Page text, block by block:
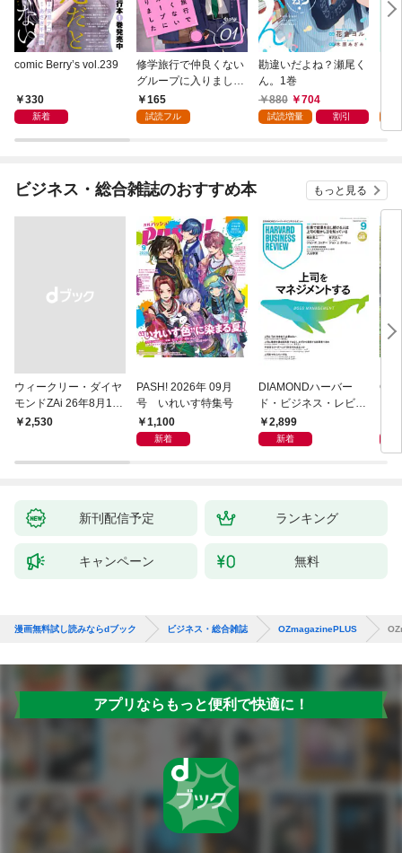
comic Berry’s vol.239
330
新着
修学旅行で仲良くない
グループに入りました
【単話版】1巻
165
試読フル
勘違いだよね？瀬尾く
ん。1巻
880
704
試読増量 割引
ビジネス・総合雑誌のおすすめ本 もっと見る
ウィークリー・ダイヤ
モンドZAi 26年8月10
日・17日合併号
￥2,530
PASH! 2026年 09月
号 いれいす特集号
1,100
新着
DIAMONDハーバー
ド・ビジネス・レビュ
ー 2026年9月号 特集
「上司をマネジメント
2,899
新着
動
新刊配信予定 ランキング
キャンペーン 無料
漫画無料試し読みならdブック ビジネス・総合雑誌 OZmagazinePLUS
アプリならもっと便利で快適に！